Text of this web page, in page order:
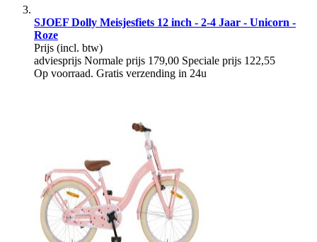
SJOEF Dolly Meisjesfiets 12 inch - 2-4 Jaar - Unicorn -
Roze
Prijs (incl. btw)
adviesprijs Normale prijs 179,00 Speciale prijs 122,55
Op voorraad. Gratis verzending in 24u